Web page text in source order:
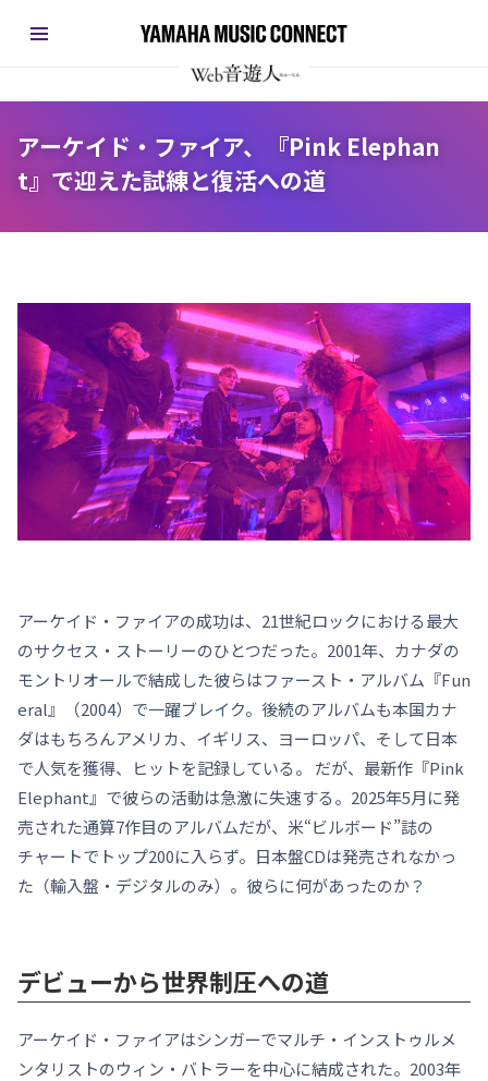
アーケイド・ファイア、『Pink Elephan
t』で迎えた試練と復活への道
アーケイド・ファイアの成功は、21世紀ロックにおける最大
のサクセス・ストーリーのひとつだった。2001年、カナダの
モントリオールで結成した彼らはファースト・アルバム『Fun
eral』（2004）で一躍ブレイク。後続のアルバムも本国カナ
ダはもちろんアメリカ、イギリス、ヨーロッパ、そして日本
で人気を獲得、ヒットを記録している。 だが、最新作『Pink
Elephant』で彼らの活動は急激に失速する。2025年5月に発
売された通算7作目のアルバムだが、米“ビルボード”誌の
チャートでトップ200に入らず。日本盤CDは発売されなかっ
た（輸入盤・デジタルのみ）。彼らに何があったのか？
デビューから世界制圧への道
アーケイド・ファイアはシンガーでマルチ・インストゥルメ
ンタリストのウィン・バトラーを中心に結成された。2003年